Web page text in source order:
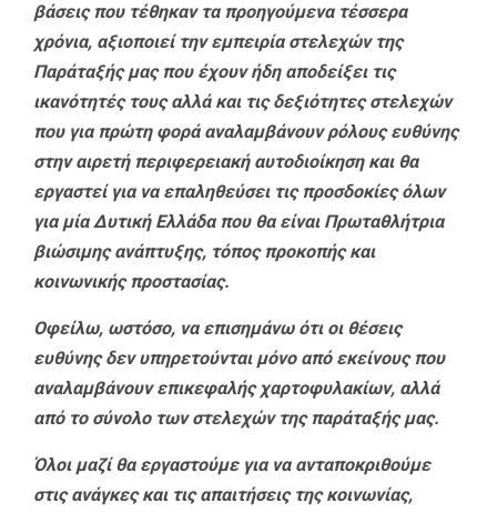
βάσεις που τέθηκαν τα προηγούμενα τέσσερα
χρόνια, αξιοποιεί την εμπειρία στελεχών της
Παράταξής μας που έχουν ήδη αποδείξει τις
ικανότητές τους αλλά και τις δεξιότητες στελεχών
που για πρώτη φορά αναλαμβάνουν ρόλους ευθύνης
στην αιρετή περιφερειακή αυτοδιοίκηση και θα
εργαστεί για να επαληθεύσει τις προσδοκίες όλων
για μία Δυτική Ελλάδα που θα είναι Πρωταθλήτρια
βιώσιμης ανάπτυξης, τόπος προκοπής και
κοινωνικής προστασίας.
Οφείλω, ωστόσο, να επισημάνω ότι οι θέσεις
ευθύνης δεν υπηρετούνται μόνο από εκείνους που
αναλαμβάνουν επικεφαλής χαρτοφυλακίων, αλλά
από το σύνολο των στελεχών της παράταξής μας.
Όλοι μαζί θα εργαστούμε για να ανταποκριθούμε
στις ανάγκες και τις απαιτήσεις της κοινωνίας,